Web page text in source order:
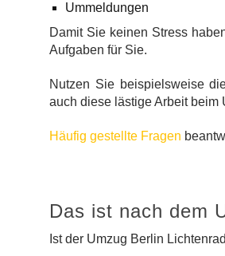
Ummeldungen
Damit Sie keinen Stress
Aufgaben für Sie.
Nutzen Sie beispielsweise
auch diese lästige Arbeit beim
Häufig gestellte Fragen
Das ist nach dem
Ist der Umzug Berlin